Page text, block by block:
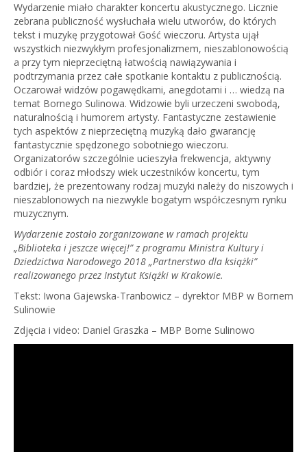
Wydarzenie miało charakter koncertu akustycznego. Licznie
zebrana publiczność wysłuchała wielu utworów, do których
tekst i muzykę przygotował Gość wieczoru. Artysta ujął
wszystkich niezwykłym profesjonalizmem, nieszablonowością
a przy tym nieprzeciętną łatwością nawiązywania i
podtrzymania przez całe spotkanie kontaktu z publicznością.
Oczarował widzów pogawędkami, anegdotami i … wiedzą na
temat Bornego Sulinowa. Widzowie byli urzeczeni swobodą,
naturalnością i humorem artysty. Fantastyczne zestawienie
tych aspektów z nieprzeciętną muzyką dało gwarancję
fantastycznie spędzonego sobotniego wieczoru.
Organizatorów szczególnie ucieszyła frekwencja, aktywny
odbiór i coraz młodszy wiek uczestników koncertu, tym
bardziej, że prezentowany rodzaj muzyki należy do niszowych i
nieszablonowych na niezwykle bogatym współczesnym rynku
muzycznym.
Wydarzenie zostało zorganizowane w ramach projektu
„Biblioteka i jeszcze więcej!” z programu Ministra Kultury i
Dziedzictwa Narodowego 2018 „Partnerstwo dla książki”
realizowanego przez Instytut Książki w Krakowie.
Tekst: Iwona Gajewska-Tranbowicz – dyrektor MBP w Bornem
Sulinowie
Zdjęcia i video: Daniel Graszka – MBP Borne Sulinowo